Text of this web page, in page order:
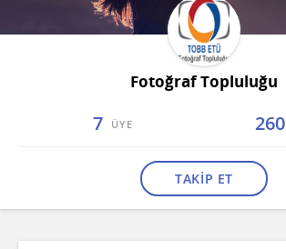
Fotoğraf Topluluğu
7 ÜYE 260
TAKİP ET